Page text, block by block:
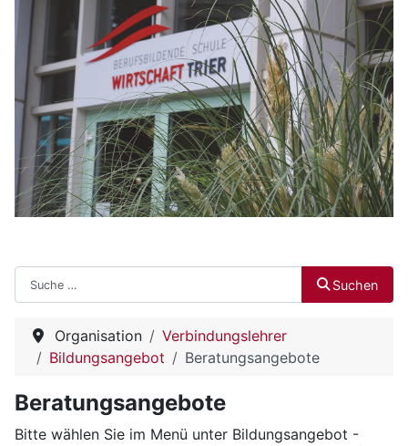
Suchen Suchen
Organisation
Verbindungslehrer
Bildungsangebot
Beratungsangebote
Beratungsangebote
Bitte wählen Sie im Menü unter Bildungsangebot -